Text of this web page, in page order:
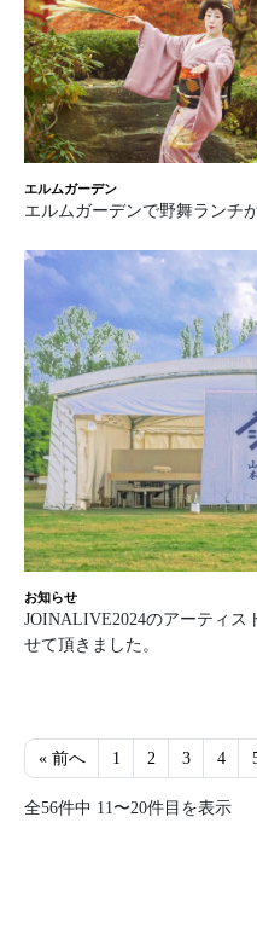
エルムガーデン
エルムガーデンで野舞ランチ
お知らせ
JOINALIVE2024のアーティス
せて頂きました。
« 前へ 1 2 3 4
全56件中 11〜20件目を表示